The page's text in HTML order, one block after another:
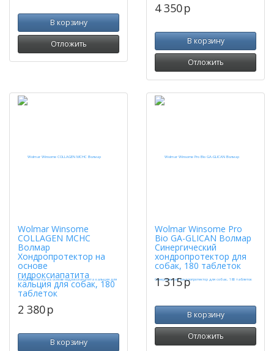
В корзину
Отложить
4 350p
В корзину
Отложить
Wolmar Winsome
COLLAGEN MCHC
Волмар
Хондропротектор на
основе
гидроксиапатита
кальция для собак, 180
таблеток
2 380p
В корзину
Wolmar Winsome Pro
Bio GA-GLICAN Волмар
Синергический
хондропротектор для
собак, 180 таблеток
1 315p
В корзину
Отложить